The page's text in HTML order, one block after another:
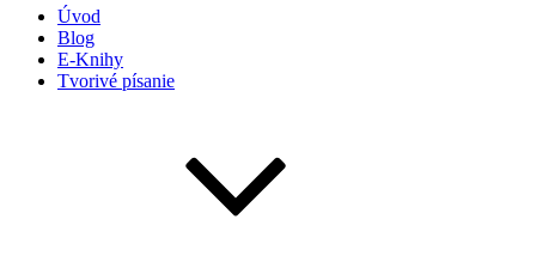
Úvod
Blog
E-Knihy
Tvorivé písanie